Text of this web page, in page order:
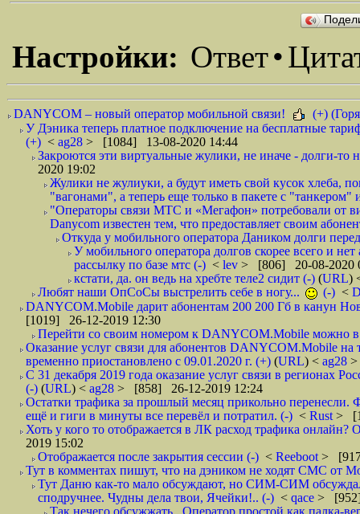
Настройки: Ответ•
DANYCOM – новый оператор мобильной связи!
(+)
У Дэника теперь платное подключение на бесплатные
(+) < ag28 > [1084] 13-08-2020 14:44
Закроются эти виртуальные жулики, не иначе - долги-то
2020 19:02
Жулики не жулиуки, а будут иметь свой кусок хлеба,
"вагонами", а теперь еще только в пакете с
"Операторы связи МТС и «Мегафон» потребовали от
Danycom известен тем, что предоставляет своим
Откуда у мобильного оператора Даником долги
У мобильного оператора долгов скорее всего и
рассылку по базе мтс (-) < lev > [806] 20-08-2020
кстати, да. он ведь на хребте теле2 сидит (-) (URL)
Любят наши ОпСоСы выстрелить себе в ногу...
(-) <
DANYCOM.Mobile дарит абонентам 200 200 Гб в канун
[1019] 26-12-2019 12:30
Перейти со своим номером к DANYCOM.Mobile можно в
Оказание услуг связи для абонентов DANYCOM.Mobile
временно приостановлено с 09.01.2020 г. (+) (URL) < ag28 >
С 31 декабря 2019 года оказание услуг связи в регионах
(-) (URL) < ag28 > [858] 26-12-2019 12:24
Остатки трафика за прошлый месяц прикольно
ещё и гиги в минуты все перевёл и потратил. (-) < Rust >
Хоть у кого то отображается в ЛК расход трафика
2019 15:02
Отображается после закрытия сессии (-) < Reeboot >
Тут в комментах пишут, что на дэником не ходят СМС от
Тут Даню как-то мало обсуждают, но СИМ-СИМ
сподручнее. Чудны дела твои, Ячейки!.. (-) < qace > [952]
Так нечего обсужжать.. Оператор простой как палка-